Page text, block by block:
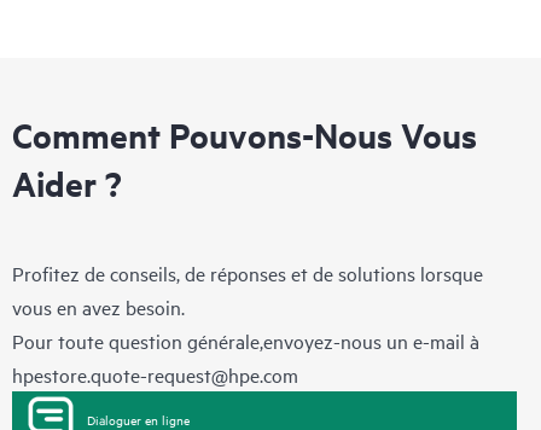
Comment Pouvons-Nous Vous
Aider ?
Profitez de conseils, de réponses et de solutions lorsque
vous en avez besoin.
Pour toute question générale,envoyez-nous un e-mail à
hpestore.quote-request@hpe.com
Dialoguer en ligne